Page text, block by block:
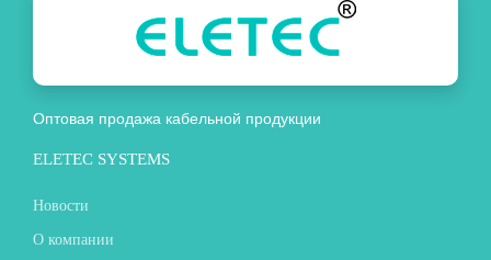
Оптовая продажа кабельной продукции
ELETEC SYSTEMS
Новости
О компании